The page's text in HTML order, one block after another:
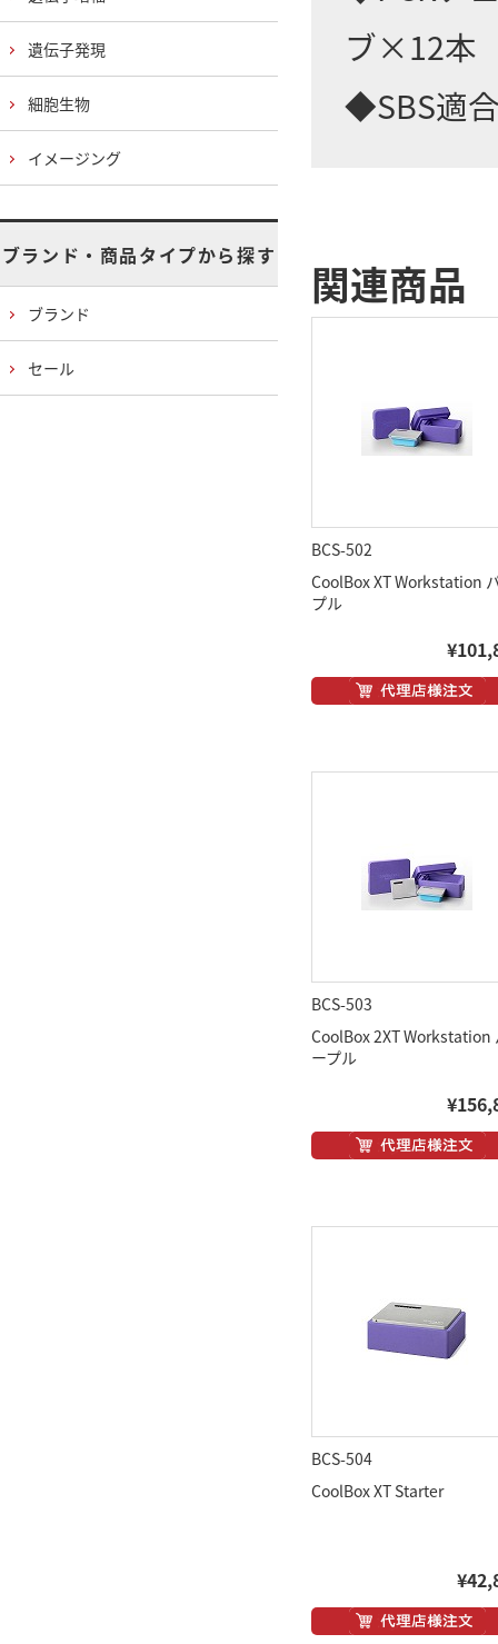
ブ×12本
◆SBS適
関連商品
BCS-502
CoolBox XT Workstation
プル
BCS-503
CoolBox 2XT Workstation
ープル
BCS-504
CoolBox XT Starter
遺伝子発現
細胞生物
イメージング
ブランド・商品タイプから探す
ブランド
セール